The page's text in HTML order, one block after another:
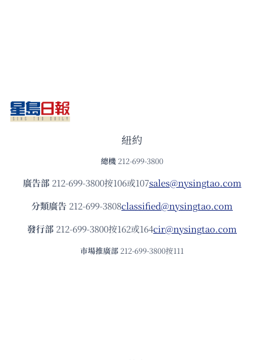
紐約
總機 212-699-3800
廣告部212-699-3800按106或107sales@nysingtao.com
分類廣告 212-699-3808classified@nysingtao.com
發⾏部 212-699-3800按162或164cir@nysingtao.com
市場推廣部 212-699-3800按111